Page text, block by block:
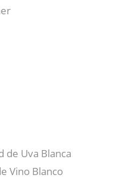
de Uva Blanca
Vino Blanco